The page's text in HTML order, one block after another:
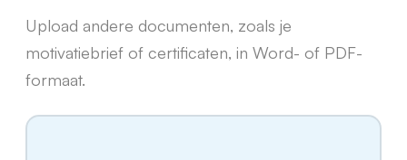
Upload andere documenten, zoals je
motivatiebrief of certificaten, in Word- of PDF-
formaat.